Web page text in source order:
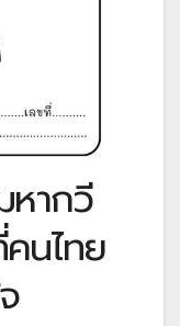
ากวี
นไทย